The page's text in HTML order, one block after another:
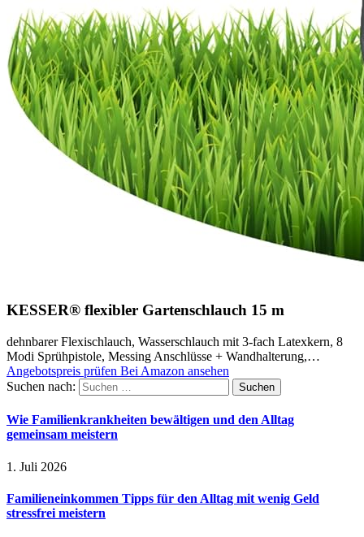
KESSER® flexibler Gartenschlauch 15 m
dehnbarer Flexischlauch, Wasserschlauch mit 3-fach Latexkern, 8
Modi Sprühpistole, Messing Anschlüsse + Wandhalterung,…
Angebotspreis prüfen Bei Amazon ansehen
Suchen nach:
Wie Familienkrankheiten bewältigen und den Alltag
gemeinsam meistern
1. Juli 2026
Familieneinkommen Tipps für den Alltag mit wenig Geld
stressfrei meistern